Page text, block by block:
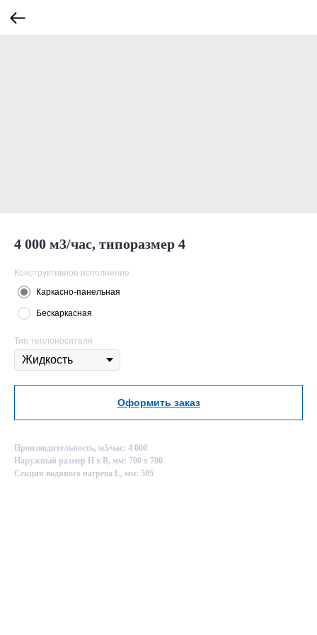
4 000 м3/час, типоразмер 4
Конструктивное исполнение
Каркасно-панельная
Бескаркасная
Тип теплоносителя
Оформить заказ
Производительность, м3/час: 4 000
Наружный размер Н х В, мм: 700 х 700
Секция водяного нагрева L, мм: 505